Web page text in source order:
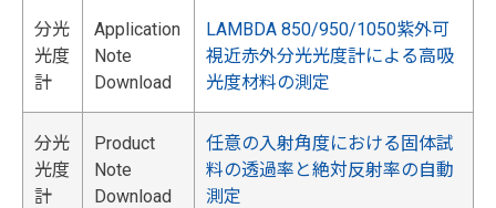
分光
光度
計
Application
Note
Download
LAMBDA 850/950/1050紫外可
視近赤外分光光度計による高吸
光度材料の測定
分光
光度
計
Product
Note
Download
任意の入射角度における固体試
料の透過率と絶対反射率の自動
測定